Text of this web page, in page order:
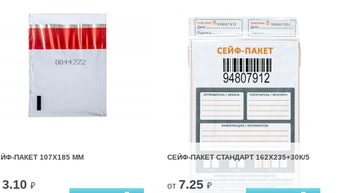
ПАКЕТ 107Х185 ММ
3.10 ₽
СЕЙФ-ПАКЕТ СТАНДАРТ 162Х235+30К/5
от 7.25₽